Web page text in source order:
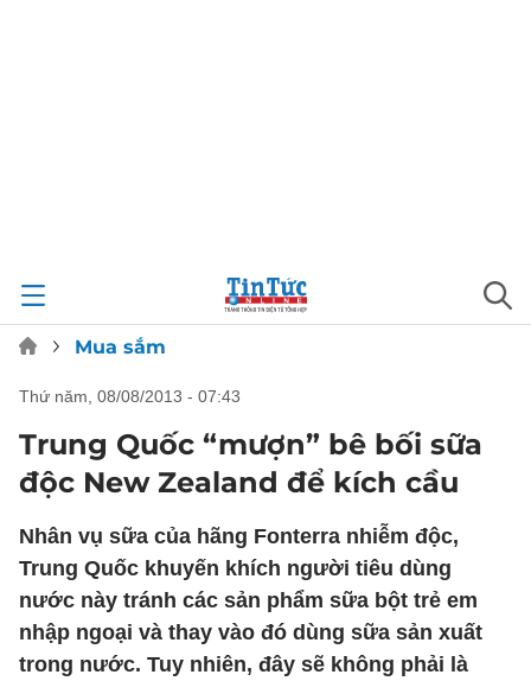
Mua sắm
thứ năm, 08/08/2013 - 07:43
Trung Quốc “mượn” bê bối sữa
độc New Zealand để kích cầu
Nhân vụ sữa của hãng Fonterra nhiễm độc,
Trung Quốc khuyến khích người tiêu dùng
nước này tránh các sản phẩm sữa bột trẻ em
nhập ngoại và thay vào đó dùng sữa sản xuất
trong nước. Tuy nhiên, đây sẽ không phải là